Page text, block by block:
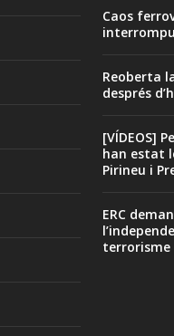
Caos
Reoberta
després
[VÍDEOS]
han estat
Pirineu i
ERC
terrorisme